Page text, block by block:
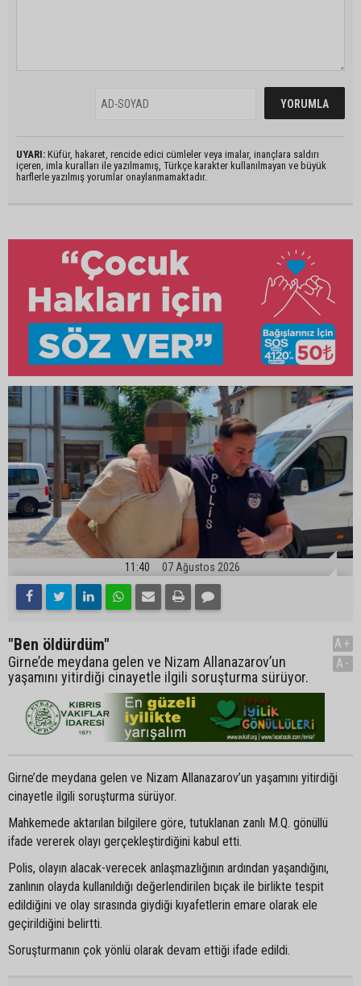
UYARI: Küfür, hakaret, rencide edici cümleler veya imalar, inançlara saldırı
içeren, imla kuralları ile yazılmamış, Türkçe karakter kullanılmayan ve büyük
harflerle yazılmış yorumlar onaylanmamaktadır.
11:40 07 Ağustos 2026
"Ben öldürdüm"
Girne’de meydana gelen ve Nizam Allanazarov’un
yaşamını yitirdiği cinayetle ilgili soruşturma sürüyor.
A+
A-
Girne’de meydana gelen ve Nizam Allanazarov’un yaşamını yitirdiği
cinayetle ilgili soruşturma sürüyor.
Mahkemede aktarılan bilgilere göre, tutuklanan zanlı M.Q. gönüllü
ifade vererek olayı gerçekleştirdiğini kabul etti.
Polis, olayın alacak-verecek anlaşmazlığının ardından yaşandığını,
zanlının olayda kullanıldığı değerlendirilen bıçak ile birlikte tespit
edildiğini ve olay sırasında giydiği kıyafetlerin emare olarak ele
geçirildiğini belirtti.
Soruşturmanın çok yönlü olarak devam ettiği ifade edildi.